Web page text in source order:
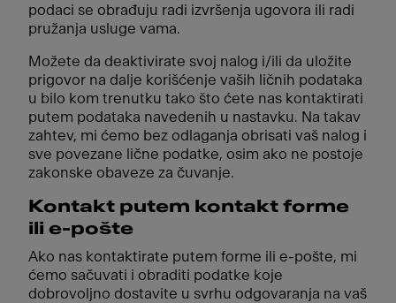
podaci se obrađuju radi izvršenja ugovora ili radi
pružanja usluge vama.
Možete da deaktivirate svoj nalog i/ili da uložite
prigovor na dalje korišćenje vaših ličnih podataka
u bilo kom trenutku tako što ćete nas kontaktirati
putem podataka navedenih u nastavku. Na takav
zahtev, mi ćemo bez odlaganja obrisati vaš nalog i
sve povezane lične podatke, osim ako ne postoje
zakonske obaveze za čuvanje.
Kontakt putem kontakt forme
ili e-pošte
Ako nas kontaktirate putem forme ili e-pošte, mi
ćemo sačuvati i obraditi podatke koje
dobrovoljno dostavite u svrhu odgovaranja na vaš